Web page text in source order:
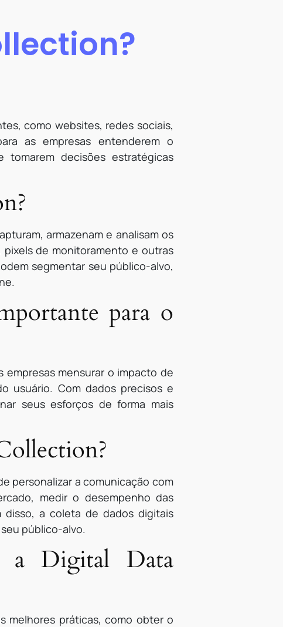
como websites, redes sociais,
as empresas entenderem o
tomarem decisões estratégicas
armazenam e analisam os
de monitoramento e outras
segmentar seu público-alvo,
para o
mensurar o impacto de
usuário. Com dados precisos e
seus esforços de forma mais
personalizar a comunicação com
medir o desempenho das
disso, a coleta de dados digitais
público-alvo.
a Digital Data
melhores práticas, como obter o